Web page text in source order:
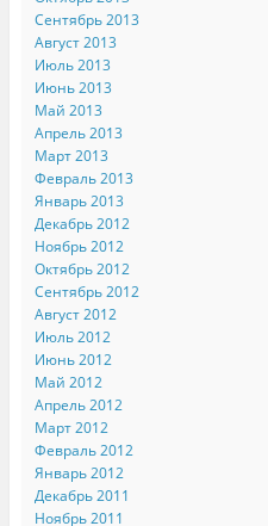
Сентябрь 2013
Август 2013
Июль 2013
Июнь 2013
Май 2013
Апрель 2013
Март 2013
Февраль 2013
Январь 2013
Декабрь 2012
Ноябрь 2012
Октябрь 2012
Сентябрь 2012
Август 2012
Июль 2012
Июнь 2012
Май 2012
Апрель 2012
Март 2012
Февраль 2012
Январь 2012
Декабрь 2011
Ноябрь 2011